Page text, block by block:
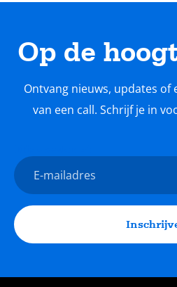
Op de
Ontvang nieuws, updates of
van een call. Schrijf je in
E-
mailadres